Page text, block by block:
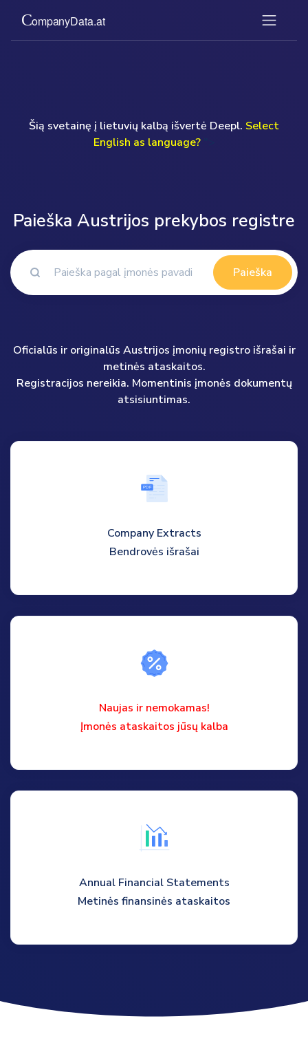
Šią svetainę į lietuvių kalbą išvertė Deepl. Select
English as language?">
Paieška Austrijos prekybos registre
Paieška
Oficialūs ir originalūs Austrijos įmonių registro išrašai ir
metinės ataskaitos.
Registracijos nereikia. Momentinis įmonės dokumentų
atsisiuntimas.
PD F
Company Extracts
Bendrovės išrašai
Naujas ir nemokamas!
Įmonės ataskaitos jūsų kalba
Annual Financial Statements
Metinės finansinės ataskaitos